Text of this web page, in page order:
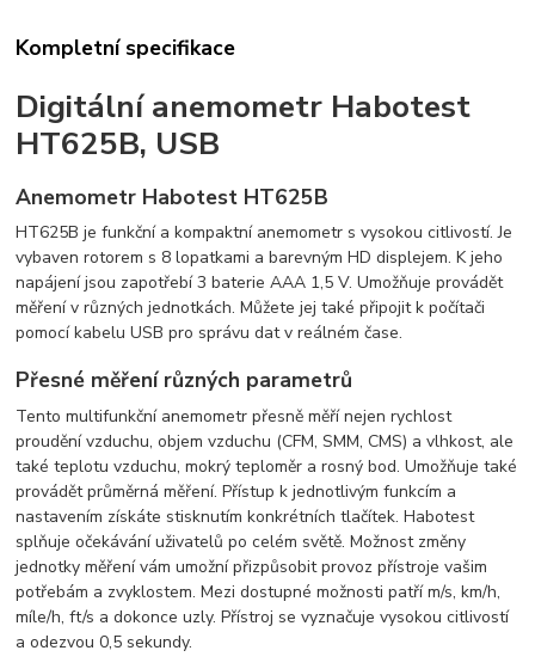
Kompletní specifikace
Digitální anemometr Habotest
HT625B, USB
Anemometr Habotest HT625B
HT625B je funkční a kompaktní anemometr s vysokou citlivostí. Je
vybaven rotorem s 8 lopatkami a barevným HD displejem. K jeho
napájení jsou zapotřebí 3 baterie AAA 1,5 V. Umožňuje provádět
měření v různých jednotkách. Můžete jej také připojit k počítači
pomocí kabelu USB pro správu dat v reálném čase.
Přesné měření různých parametrů
Tento multifunkční anemometr přesně měří nejen rychlost
proudění vzduchu, objem vzduchu (CFM, SMM, CMS) a vlhkost, ale
také teplotu vzduchu, mokrý teploměr a rosný bod. Umožňuje také
provádět průměrná měření. Přístup k jednotlivým funkcím a
nastavením získáte stisknutím konkrétních tlačítek. Habotest
splňuje očekávání uživatelů po celém světě. Možnost změny
jednotky měření vám umožní přizpůsobit provoz přístroje vašim
potřebám a zvyklostem. Mezi dostupné možnosti patří m/s, km/h,
míle/h, ft/s a dokonce uzly. Přístroj se vyznačuje vysokou citlivostí
a odezvou 0,5 sekundy.